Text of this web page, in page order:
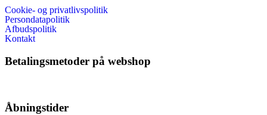
Cookie- og privatlivspolitik
Persondatapolitik
Afbudspolitik
Kontakt
Betalingsmetoder på webshop
Åbningstider